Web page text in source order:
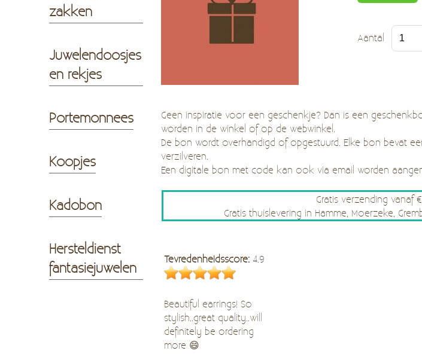
zakken
Juwelendoosjes
en rekjes
Portemonnees
Koopjes
Kadobon
Hersteldienst
fantasiejuwelen
Aantal
Geen inspiratie voor een geschenkje? Dan is een
worden in de winkel of op de webwinkel.
De bon wordt overhandigd of opgestuurd. Elke bon bevat
verzilveren.
Een digitale bon met code kan ook via email worden
Gratis verzending vanaf
Gratis thuislevering in Hamme, Moerzeke,
Tevredenheidsscore: 4.9
Beautiful earrings! So
stylish..great quality..will
definitely be ordering
more 😄